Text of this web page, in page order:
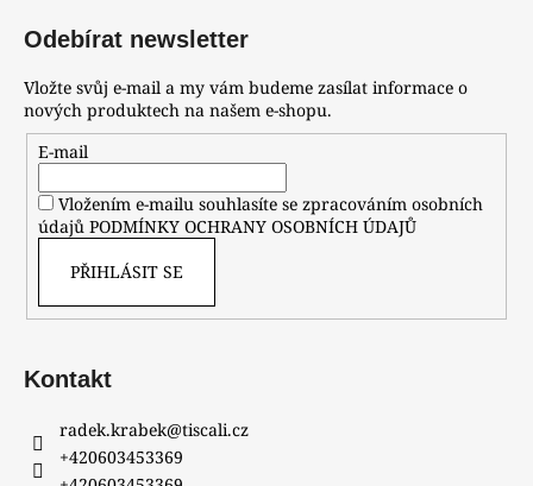
Odebírat newsletter
Vložte svůj e-mail a my vám budeme zasílat informace o
nových produktech na našem e-shopu.
E-mail
Vložením e-mailu souhlasíte se zpracováním osobních
údajů PODMÍNKY OCHRANY OSOBNÍCH ÚDAJŮ
PŘIHLÁSIT SE
Kontakt
radek.krabek@tiscali.cz
+420603453369